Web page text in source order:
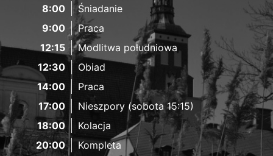
8:00
Śniadanie
9:00
Praca
12:15
Modlitwa południowa
12:30
Obiad
14:00
Praca
17:00
Nieszpory (sobota 15:15)
18:00
Kolacja
20:00
Kompleta